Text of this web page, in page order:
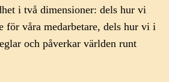
i två dimensioner: dels hur vi
för våra medarbetare, dels hur vi i
och påverkar världen runt